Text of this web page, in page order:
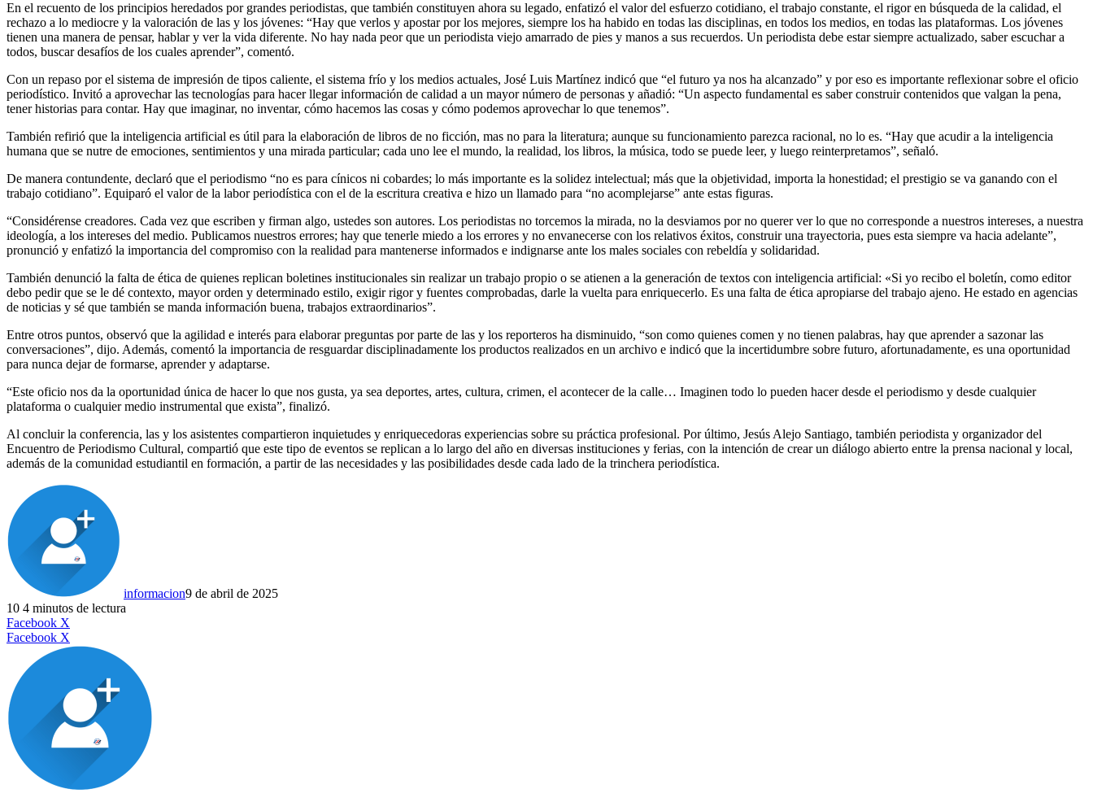
En el recuento de los principios heredados por grandes periodistas, que también constituyen ahora su legado, enfatizó el valor del esfuerzo cotidiano, el trabajo constante, el rigor en búsqueda de la calidad, el
rechazo a lo mediocre y la valoración de las y los jóvenes: “Hay que verlos y apostar por los mejores, siempre los ha habido en todas las disciplinas, en todos los medios, en todas las plataformas. Los jóvenes
tienen una manera de pensar, hablar y ver la vida diferente. No hay nada peor que un periodista viejo amarrado de pies y manos a sus recuerdos. Un periodista debe estar siempre actualizado, saber escuchar a
todos, buscar desafíos de los cuales aprender”, comentó.
Con un repaso por el sistema de impresión de tipos caliente, el sistema frío y los medios actuales, José Luis Martínez indicó que “el futuro ya nos ha alcanzado” y por eso es importante reflexionar sobre el oficio
periodístico. Invitó a aprovechar las tecnologías para hacer llegar información de calidad a un mayor número de personas y añadió: “Un aspecto fundamental es saber construir contenidos que valgan la pena,
tener historias para contar. Hay que imaginar, no inventar, cómo hacemos las cosas y cómo podemos aprovechar lo que tenemos”.
También refirió que la inteligencia artificial es útil para la elaboración de libros de no ficción, mas no para la literatura; aunque su funcionamiento parezca racional, no lo es. “Hay que acudir a la inteligencia
humana que se nutre de emociones, sentimientos y una mirada particular; cada uno lee el mundo, la realidad, los libros, la música, todo se puede leer, y luego reinterpretamos”, señaló.
De manera contundente, declaró que el periodismo “no es para cínicos ni cobardes; lo más importante es la solidez intelectual; más que la objetividad, importa la honestidad; el prestigio se va ganando con el
trabajo cotidiano”. Equiparó el valor de la labor periodística con el de la escritura creativa e hizo un llamado para “no acomplejarse” ante estas figuras.
“Considérense creadores. Cada vez que escriben y firman algo, ustedes son autores. Los periodistas no torcemos la mirada, no la desviamos por no querer ver lo que no corresponde a nuestros intereses, a nuestra
ideología, a los intereses del medio. Publicamos nuestros errores; hay que tenerle miedo a los errores y no envanecerse con los relativos éxitos, construir una trayectoria, pues esta siempre va hacia adelante”,
pronunció y enfatizó la importancia del compromiso con la realidad para mantenerse informados e indignarse ante los males sociales con rebeldía y solidaridad.
También denunció la falta de ética de quienes replican boletines institucionales sin realizar un trabajo propio o se atienen a la generación de textos con inteligencia artificial: «Si yo recibo el boletín, como editor
debo pedir que se le dé contexto, mayor orden y determinado estilo, exigir rigor y fuentes comprobadas, darle la vuelta para enriquecerlo. Es una falta de ética apropiarse del trabajo ajeno. He estado en agencias
de noticias y sé que también se manda información buena, trabajos extraordinarios”.
Entre otros puntos, observó que la agilidad e interés para elaborar preguntas por parte de las y los reporteros ha disminuido, “son como quienes comen y no tienen palabras, hay que aprender a sazonar las
conversaciones”, dijo. Además, comentó la importancia de resguardar disciplinadamente los productos realizados en un archivo e indicó que la incertidumbre sobre futuro, afortunadamente, es una oportunidad
para nunca dejar de formarse, aprender y adaptarse.
“Este oficio nos da la oportunidad única de hacer lo que nos gusta, ya sea deportes, artes, cultura, crimen, el acontecer de la calle… Imaginen todo lo pueden hacer desde el periodismo y desde cualquier
plataforma o cualquier medio instrumental que exista”, finalizó.
Al concluir la conferencia, las y los asistentes compartieron inquietudes y enriquecedoras experiencias sobre su práctica profesional. Por último, Jesús Alejo Santiago, también periodista y organizador del
Encuentro de Periodismo Cultural, compartió que este tipo de eventos se replican a lo largo del año en diversas instituciones y ferias, con la intención de crear un diálogo abierto entre la prensa nacional y local,
además de la comunidad estudiantil en formación, a partir de las necesidades y las posibilidades desde cada lado de la trinchera periodística.
informacion9 de abril de 2025
10 4 minutos de lectura
Facebook X
Facebook X
por
electrónico